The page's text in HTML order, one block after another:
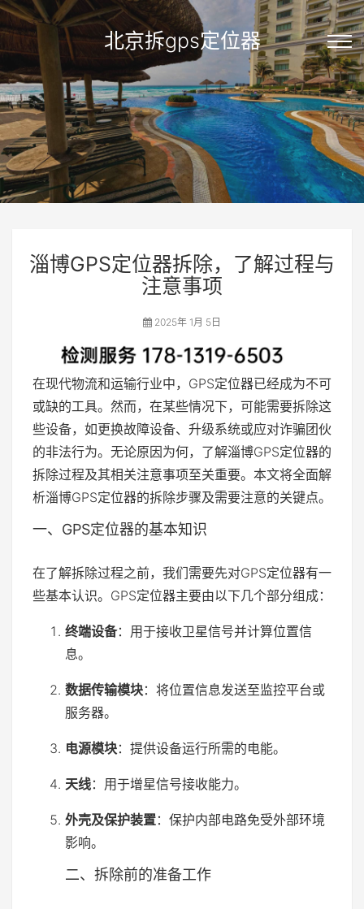
北京拆gps定位器
淄博GPS定位器拆除，了解过程与
注意事项
2025年 1月 5日
在现代物流和运输行业中，GPS定位器已经成为不可
或缺的工具。然而，在某些情况下，可能需要拆除这
些设备，如更换故障设备、升级系统或应对诈骗团伙
的非法行为。无论原因为何，了解淄博GPS定位器的
拆除过程及其相关注意事项至关重要。本文将全面解
析淄博GPS定位器的拆除步骤及需要注意的关键点。
一、GPS定位器的基本知识
在了解拆除过程之前，我们需要先对GPS定位器有一
些基本认识。GPS定位器主要由以下几个部分组成：
终端设备：用于接收卫星信号并计算位置信
息。
数据传输模块：将位置信息发送至监控平台或
服务器。
电源模块：提供设备运行所需的电能。
天线：用于增星信号接收能力。
外壳及保护装置：保护内部电路免受外部环境
影响。
二、拆除前的准备工作